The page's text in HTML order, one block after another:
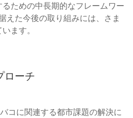
ための中長期的なフレームワー
えた今後の取り組みには、さま
ます。
ローチ
コに関連する都市課題の解決に